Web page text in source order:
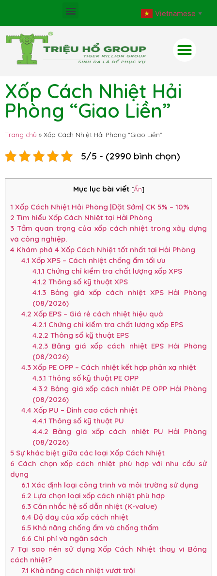
Vietnamese ▼
Xốp Cách Nhiệt Hải
Phòng “Giao Liền”
Trang chủ » Xốp Cách Nhiệt Hải Phòng “Giao Liền”
5/5 - (2990 bình chọn)
Mục lục bài viết [Ẩn]
1 Xốp Cách Nhiệt Hải Phòng |Đặt Sớm| CK 5% – 10%
2 Tìm hiểu Xốp Cách Nhiệt tại Hải Phòng
3 Tầm quan trọng của xốp cách nhiệt trong xây dựng
và công nghiệp.
4 Khám phá 4 Xốp Cách Nhiệt tốt nhất tại Hải Phòng
4.1 Xốp XPS – Cách nhiệt chống ẩm tối ưu
4.1.1 Chứng chỉ kiểm tra chất lượng xốp XPS
4.1.2 Thông số kỹ thuật XPS
4.1.3Bảng giá xốp cách nhiệt XPS Hải Phòng
(08/2026)
4.2 Xốp EPS – Giá rẻ cách nhiệt hiệu quả
4.2.1 Chứng chỉ kiểm tra chất lượng xốp EPS
4.2.2 Thông số kỹ thuật EPS
4.2.3Bảng giá xốp cách nhiệt EPS Hải Phòng
(08/2026)
4.3Xốp PE OPP – Cách nhiệt kết hợp phản xạ nhiệt
4.3.1 Thông số kỹ thuật PE OPP
4.3.2 Bảng giá xốp cách nhiệt PE OPP Hải Phòng
(08/2026)
4.4 Xốp PU – Đỉnh cao cách nhiệt
4.4.1 Thông số kỹ thuật PU
4.4.2 Bảng giá xốp cách nhiệt PU Hải Phòng
(08/2026)
5 Sự khác biệt giữa các loại Xốp Cách Nhiệt
6 Cách chọn xốp cách nhiệt phù hợp với nhu cầu sử
dụng
6.1 Xác định loại công trình và môi trường sử dụng
6.2 Lựa chọn loại xốp cách nhiệt phù hợp
6.3Cân nhắc hệ số dẫn nhiệt (K-value)
6.4 Độ dày của xốp cách nhiệt
6.5Khả năng chống ẩm và chống thấm
6.6 Chi phí và ngân sách
7 Tại sao nên sử dụng Xốp Cách Nhiệt thay vì Bông
cách nhiệt?
7.1 Khả năng cách nhiệt vượt trội